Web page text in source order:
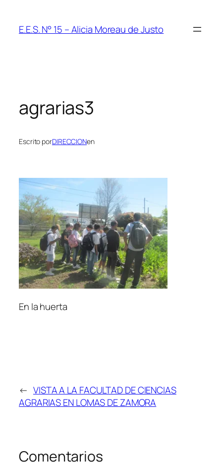
contenido
E.E.S. N° 15 – Alicia Moreau de Justo
agrarias3
Escrito porDIRECCIONen
En la huerta
← VISTA A LA FACULTAD DE CIENCIAS
AGRARIAS EN LOMAS DE ZAMORA
Comentarios